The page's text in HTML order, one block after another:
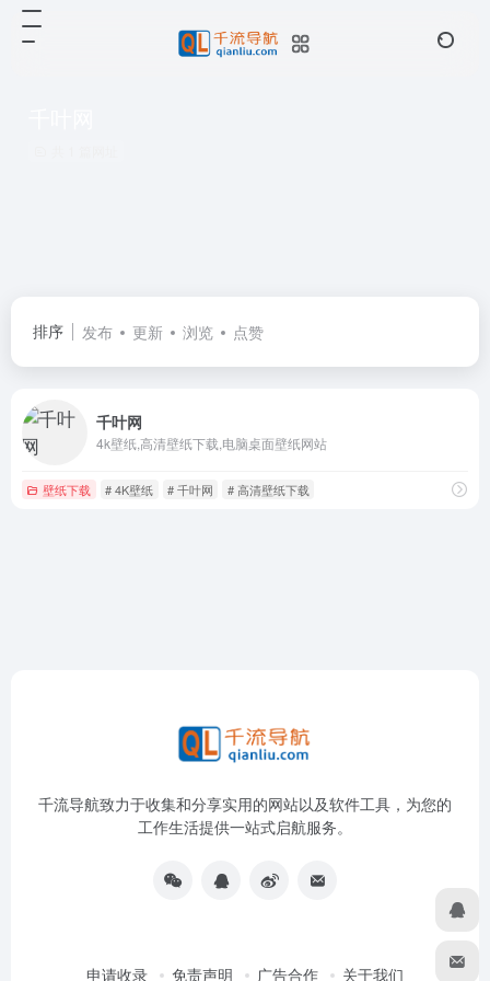
排序 发布 更新 浏览 点赞
千叶网
4k壁纸,高清壁纸下载,电脑桌面壁纸网站
壁纸下载 # 4K壁纸 # 千叶网 # 高清壁纸下载
千流导航致力于收集和分享实用的网站以及软件工具，为您的
工作生活提供一站式启航服务。
申请收录 免责声明 广告合作 关于我们